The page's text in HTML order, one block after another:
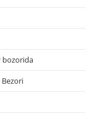
bozorida